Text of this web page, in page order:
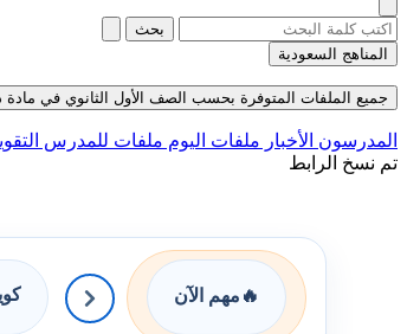
بحث
المناهج السعودية
جميع الملفات المتوفرة بحسب الصف الأول الثانوي في مادة
المدرسون الأخبار ملفات اليوم ملفات للمدرس
تم نسخ الرابط
🔥 مهم الآن